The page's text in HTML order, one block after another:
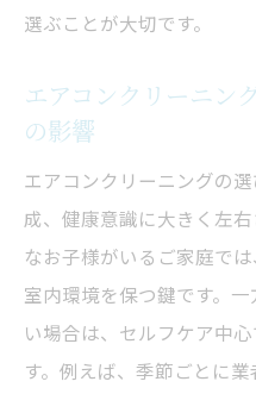
選ぶことが大切です。
エアコンクリーニン
の影響
エアコンクリーニングの
成、健康意識に大きく左
なお子様がいるご家庭で
室内環境を保つ鍵です。
い場合は、セルフケア中
す。例えば、季節ごとに